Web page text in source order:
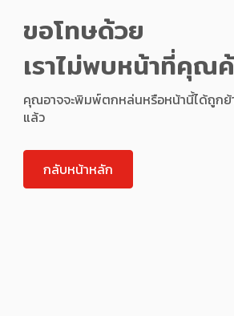
ขอโทษด้วย
เราไม่พบหน้าที่คุณ
คุณอาจจะพิมพ์ตกหล่นหรือหน้านี้ได้ถูกย้
แล้ว
กลับหน้าหลัก